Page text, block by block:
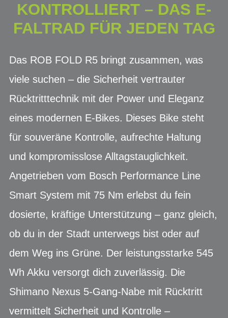
KONTROLLIERT – DAS E-
FALTRAD FÜR JEDEN TAG
Das ROB FOLD R5 bringt zusammen, was
viele suchen – die Sicherheit vertrauter
Rücktritttechnik mit der Power und Eleganz
eines modernen E-Bikes. Dieses Bike steht
für souveräne Kontrolle, aufrechte Haltung
und kompromisslose Alltagstauglichkeit.
Angetrieben vom Bosch Performance Line
Smart System mit 75 Nm erlebst du fein
dosierte, kräftige Unterstützung – ganz gleich,
ob du in der Stadt unterwegs bist oder auf
dem Weg ins Grüne. Der leistungsstarke 545
Wh Akku versorgt dich zuverlässig. Die
Shimano Nexus 5-Gang-Nabe mit Rücktritt
vermittelt Sicherheit und Kontrolle –